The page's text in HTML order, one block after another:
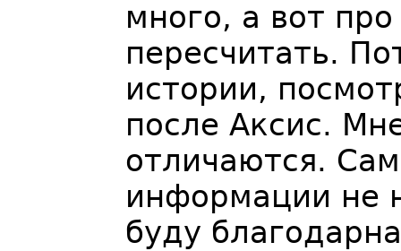
много, а вот
пересчитать.
истории,
после Аксис.
отличаются.
информации не
буду